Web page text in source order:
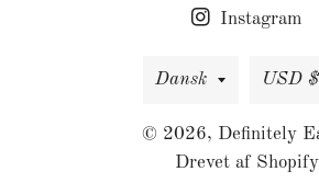
Instagram
Sprog
Dansk USD $
© 2026, Definitely
Drevet af Shopify